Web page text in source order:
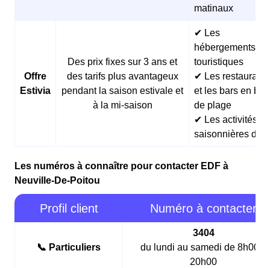
matinaux
Offre
Estivia
Des prix fixes sur 3 ans et
des tarifs plus avantageux
pendant la saison estivale et
à la mi-saison
✔ Les
hébergements
touristiques
✔ Les restaurants
et les bars en
de plage
✔ Les activités
saisonnières
Les numéros à connaître pour contacter EDF à
Neuville-De-Poitou
Profil client Numéro à contacter
📞 Particuliers
3404
du lundi au samedi de 8h00 à
20h00